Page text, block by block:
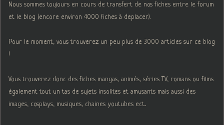
Nous sommes toujours en cours de transfert de nos fiches entre le forum
et le blog (encore environ 4000 fiches à deplacer).
Pour le moment, vous trouverez un peu plus de 3000 articles sur ce blog
!
Vous trouverez donc des fiches mangas, animés, séries TV, romans ou films
également tout un tas de sujets insolites et amusants mais aussi des
images, cosplays, musiques, chaines youtubes ect...